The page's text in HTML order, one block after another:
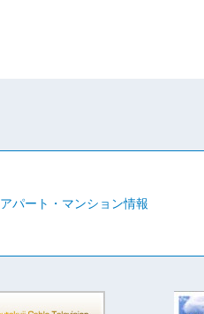
アパート・マンション情報